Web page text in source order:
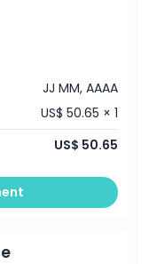
JJ MM, AAAA
US$ 50.65 × 1
US$ 50.65